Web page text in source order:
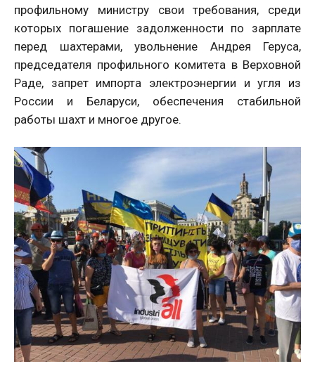
профильному министру свои требования, среди
которых погашение задолженности по зарплате
перед шахтерами, увольнение Андрея Геруса,
председателя профильного комитета в Верховной
Раде, запрет импорта электроэнергии и угля из
России и Беларуси, обеспечения стабильной
работы шахт и многое другое.